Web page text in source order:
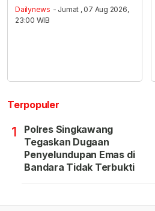
Dailynews - Jumat , 07 Aug 2026,
23:00 WIB
Terpopuler
1
Polres Singkawang
Tegaskan Dugaan
Penyelundupan Emas di
Bandara Tidak Terbukti